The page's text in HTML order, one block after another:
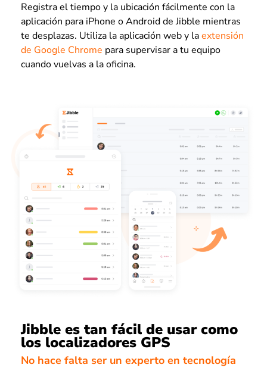
Registra el tiempo y la ubicación fácilmente con la
aplicación para iPhone o Android de Jibble mientras
te desplazas. Utiliza la aplicación web y laextensión
de Google Chrome para supervisar a tu equipo
cuando vuelvas a la oficina.
Jibble es tan fácil de usar como
los localizadores GPS
No hace falta ser un experto en tecnología